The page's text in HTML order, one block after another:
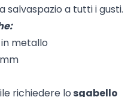
salvaspazio a tutti i gusti.
metallo
richiedere lo sgabello